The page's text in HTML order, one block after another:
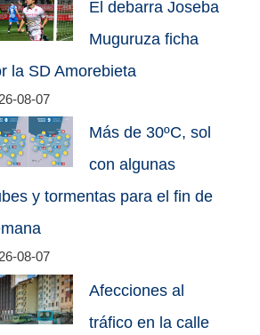
El debarra Joseba
Muguruza ficha
la SD Amorebieta
08-07
Más de 30ºC, sol
con algunas
y tormentas para el fin de
08-07
Afecciones al
tráfico en la calle